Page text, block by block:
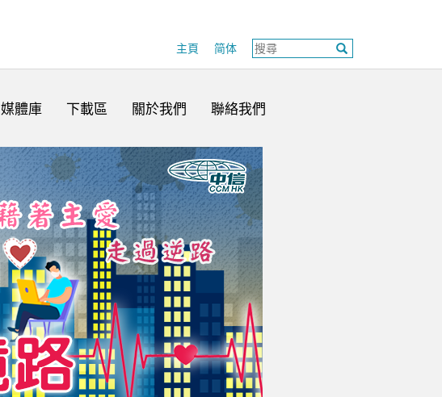
主頁 简体
媒體庫 下載區 關於我們 聯絡我們